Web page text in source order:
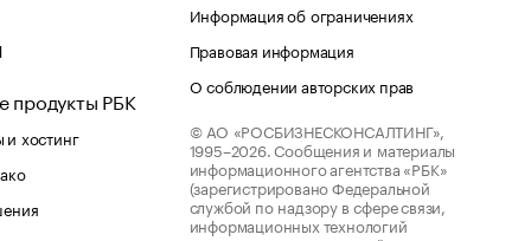
продукты РБК
хостинг
Информация об ограничениях
Правовая информация
О соблюдении авторских прав
© АО «РОСБИЗНЕСКОНСАЛТИНГ»,
1995–2026. Сообщения и материалы
информационного агентства «РБК»
(зарегистрировано Федеральной
службой по надзору в сфере связи,
информационных технологий